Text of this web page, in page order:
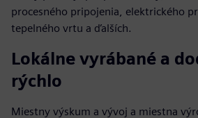
procesného pripojenia, elektrického
tepelného vrtu a ďalších.
Lokálne vyrábané a
rýchlo
Miestny výskum a vývoj a miestna